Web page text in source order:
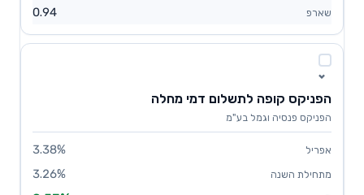
0.94
הפניקס קופה לתשלום דמי מחלה
הפניקס פנסיה וגמל בע"מ
3.38%
3.26%